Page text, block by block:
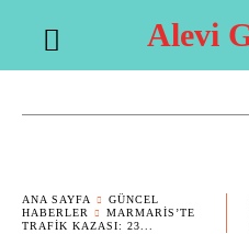
Alevi
ANA SAYFA
GÜNCEL
HABERLER
MARMARIS’TE
TRAFIK KAZASI: 23...